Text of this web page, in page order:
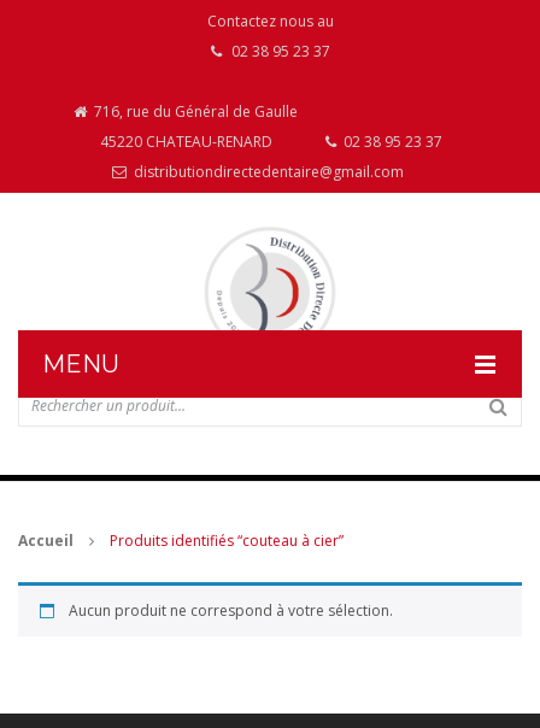
Contactez nous au
02 38 95 23 37
716, rue du Général de Gaulle
45220 CHATEAU-RENARD
02 38 95 23 37
distributiondirectedentaire@gmail.com
MENU
NOS PRODUITS
MES ACHATS
Mon compte
Accueil Produits identifiés “couteau à cier”
Aucun produit ne correspond à votre sélection.